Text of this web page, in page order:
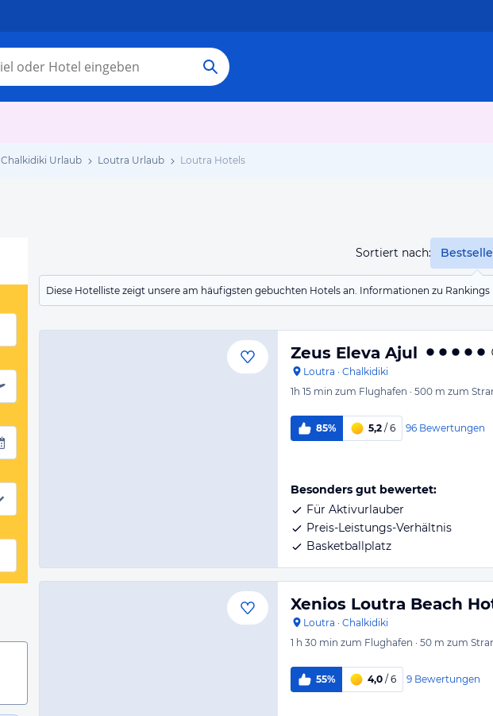
Chalkidiki Urlaub Loutra Urlaub Loutra Hotels
Sortiert nach:
Diese Hotelliste zeigt unsere am häufigsten gebuchten Hotels an. Informationen zu
Zeus Eleva Ajul
Loutra · Chalkidiki
1h 15 min zum Flughafen · 500 m zum
85% 5,2 / 6 96 Bewertungen
Besonders gut bewertet:
Für Aktivurlauber
Preis-Leistungs-Verhältnis
Basketballplatz
Xenios Loutra Beach
Loutra · Chalkidiki
1 h 30 min zum Flughafen · 50 m zum
55% 4,0 / 6 9 Bewertungen